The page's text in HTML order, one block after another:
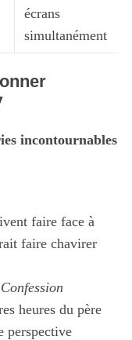
écrans
simultanément
incontournables
faire face à
faire chavirer
heures du père
perspective